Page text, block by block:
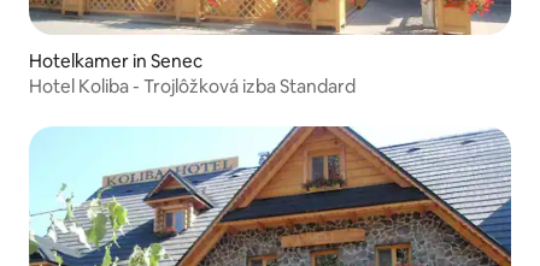
Hotelkamer in Senec
Hotel Koliba - Trojlôžková izba Standard